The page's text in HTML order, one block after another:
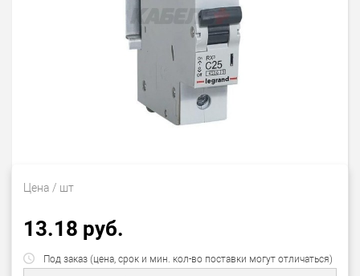
Цена / шт
13.18 руб.
Под заказ (цена, срок и мин. кол-во поставки могут отличаться)